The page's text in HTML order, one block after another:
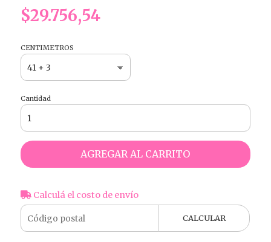
$29.756,54
CENTIMETROS
Cantidad
AGREGAR AL CARRITO
Calculá el costo de envío
CALCULAR